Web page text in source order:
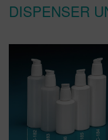
DISPENSER